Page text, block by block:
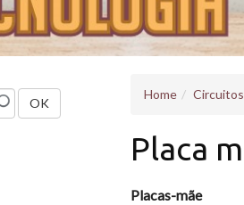
Home
Placa
Placas-mãe
OK